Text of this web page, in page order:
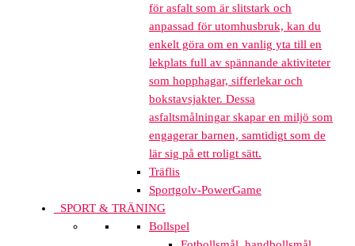
för asfalt som är slitstark och
anpassad för utomhusbruk, kan du
enkelt göra om en vanlig yta till en
lekplats full av spännande aktiviteter
som hopphagar, sifferlekar och
bokstavsjakter. Dessa
asfaltsmålningar skapar en miljö som
engagerar barnen, samtidigt som de
lär sig på ett roligt sätt.
Träflis
Sportgolv-PowerGame
SPORT & TRÄNING
Bollspel